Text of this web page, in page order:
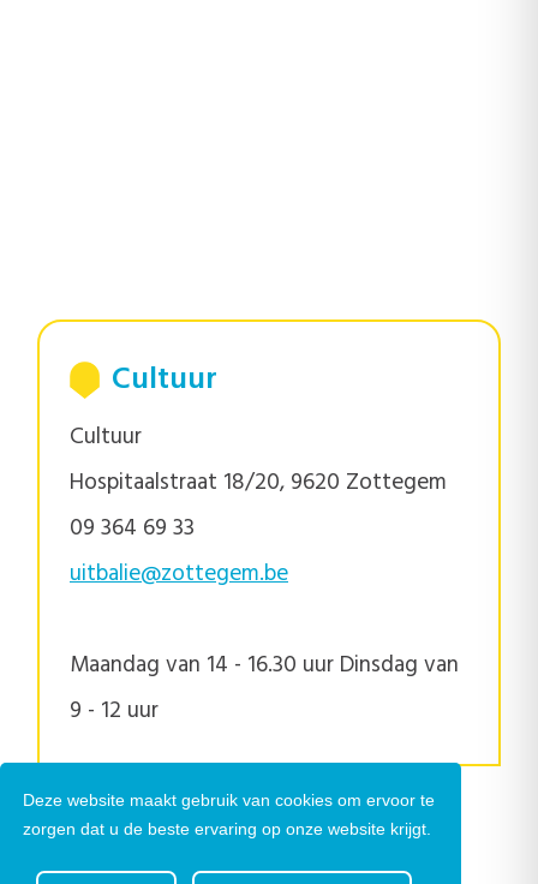
Deze website maakt gebruik van cookies om ervoor te
zorgen dat u de beste ervaring op onze website krijgt.
Cultuur
Cultuur
Hospitaalstraat 18/20, 9620 Zottegem
09 364 69 33
uitbalie@zottegem.be
Maandag van 14 - 16.30 uur Dinsdag van
9 - 12 uur